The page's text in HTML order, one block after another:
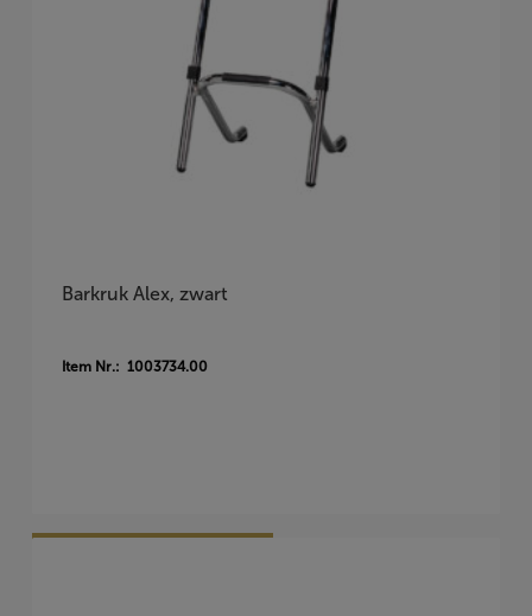
Barkruk Alex, zwart
Item Nr.: 1003734.00